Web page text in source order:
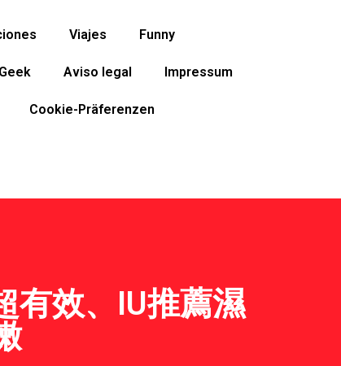
Viajes Funny
Geek Aviso legal Impressum
Cookie-Präferenzen
有效、IU推薦濕